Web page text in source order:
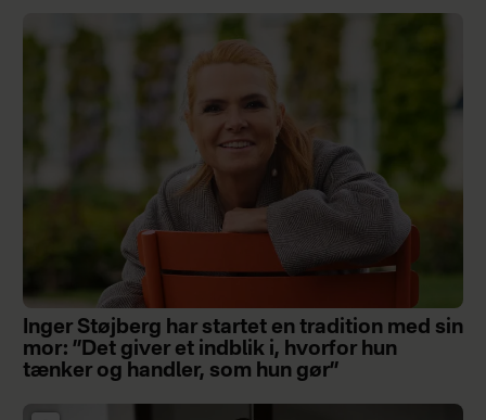
Inger Støjberg har startet en tradition med sin
mor: ”Det giver et indblik i, hvorfor hun
tænker og handler, som hun gør”